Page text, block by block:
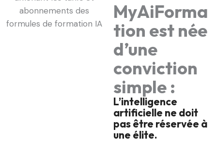
MyAiForma
tion est née
d’une
conviction
simple :
L’intelligence
artificielle ne doit
pas être réservée à
une élite.